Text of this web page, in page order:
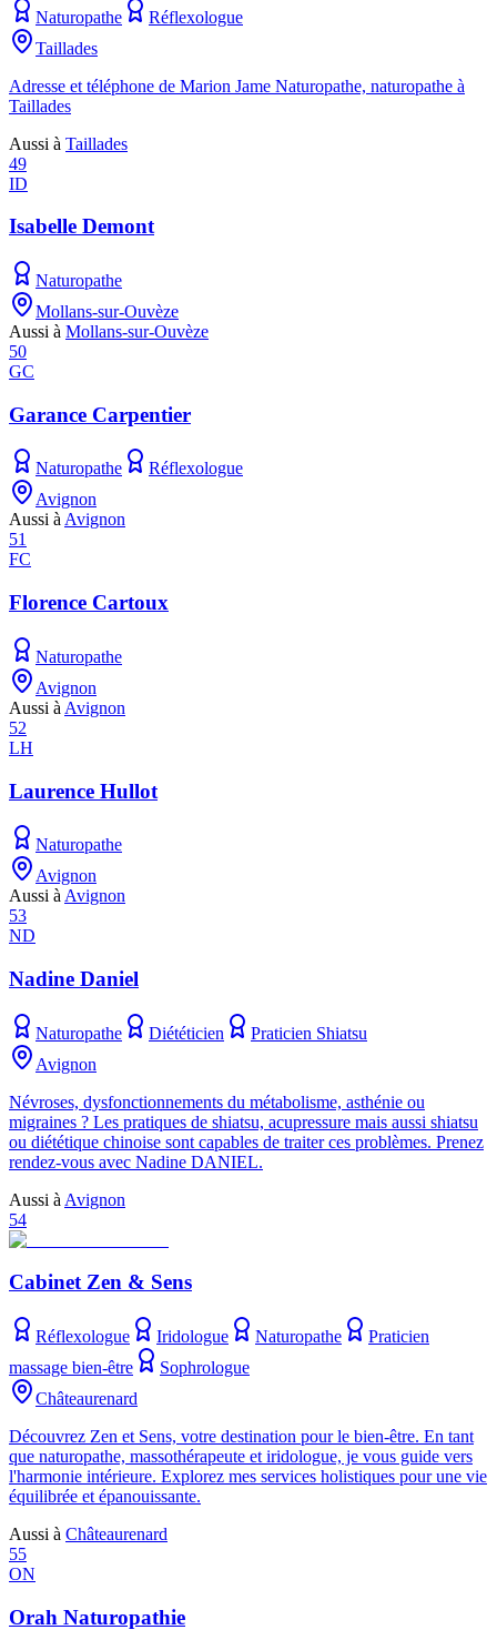
Naturopathe
Réflexologue
Taillades
Adresse et téléphone de Marion Jame Naturopathe, naturopathe à
Taillades
Aussi à Taillades
49
ID
Isabelle Demont
Naturopathe
Mollans-sur-Ouvèze
Aussi à Mollans-sur-Ouvèze
50
GC
Garance Carpentier
Naturopathe
Réflexologue
Avignon
Aussi à Avignon
51
FC
Florence Cartoux
Naturopathe
Avignon
Aussi à Avignon
52
LH
Laurence Hullot
Naturopathe
Avignon
Aussi à Avignon
53
ND
Nadine Daniel
Naturopathe Diététicien
Praticien Shiatsu
Avignon
Névroses, dysfonctionnements du métabolisme, asthénie ou
migraines ? Les pratiques de shiatsu, acupressure mais aussi shiatsu
ou diététique chinoise sont capables de traiter ces problèmes. Prenez
rendez-vous avec Nadine DANIEL.
Aussi à Avignon
54
Cabinet Zen & Sens
Réflexologue Iridologue Naturopathe
Praticien
massage bien-être
Sophrologue
Châteaurenard
Découvrez Zen et Sens, votre destination pour le bien-être. En tant
que naturopathe, massothérapeute et iridologue, je vous guide vers
l'harmonie intérieure. Explorez mes services holistiques pour une vie
équilibrée et épanouissante.
Aussi à Châteaurenard
55
ON
Orah Naturopathie